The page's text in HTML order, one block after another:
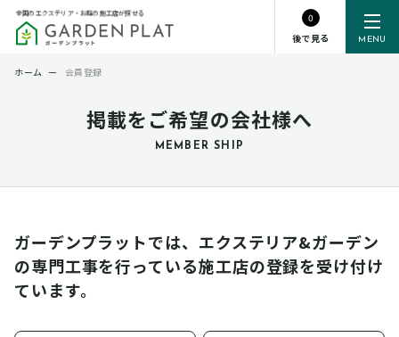
MENU
全国のエクステリア・お庭の施工店が探せる
0
後で見る
掲載をご希望の会社様へ
MEMBER SHIP
ホーム ー 会員登録
ガーデンプラットでは、エクステリア&ガーデン
の専門工事を行っている施工店の登録を受け付け
ています。